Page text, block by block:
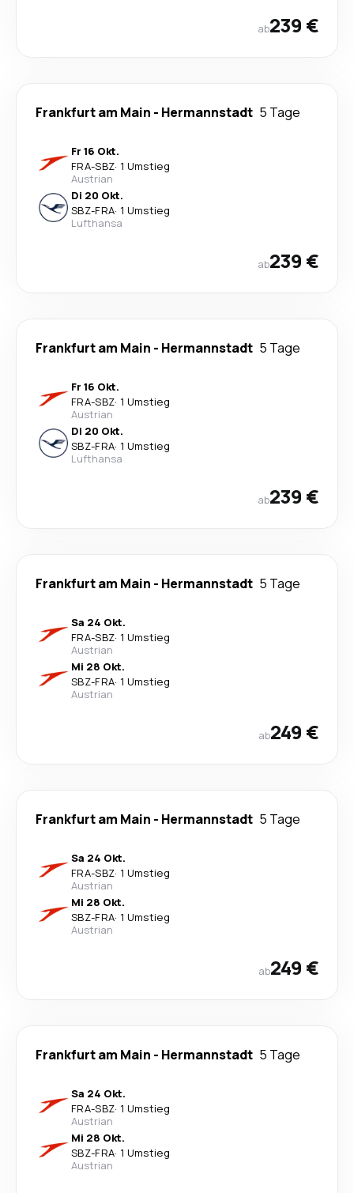
ab239 €
Frankfurt am Main - Hermannstadt 5 Tage
Fr 16 Okt.
FRA-SBZ· 1 Umstieg
Austrian
Di 20 Okt.
SBZ-FRA· 1 Umstieg
Lufthansa
ab239 €
Frankfurt am Main - Hermannstadt 5 Tage
Fr 16 Okt.
FRA-SBZ· 1 Umstieg
Austrian
Di 20 Okt.
SBZ-FRA· 1 Umstieg
Lufthansa
ab239 €
Frankfurt am Main - Hermannstadt 5 Tage
Sa 24 Okt.
FRA-SBZ· 1 Umstieg
Austrian
Mi 28 Okt.
SBZ-FRA· 1 Umstieg
Austrian
ab249 €
Frankfurt am Main - Hermannstadt 5 Tage
Sa 24 Okt.
FRA-SBZ· 1 Umstieg
Austrian
Mi 28 Okt.
SBZ-FRA· 1 Umstieg
Austrian
ab249 €
Frankfurt am Main - Hermannstadt 5 Tage
Sa 24 Okt.
FRA-SBZ· 1 Umstieg
Austrian
Mi 28 Okt.
SBZ-FRA· 1 Umstieg
Austrian